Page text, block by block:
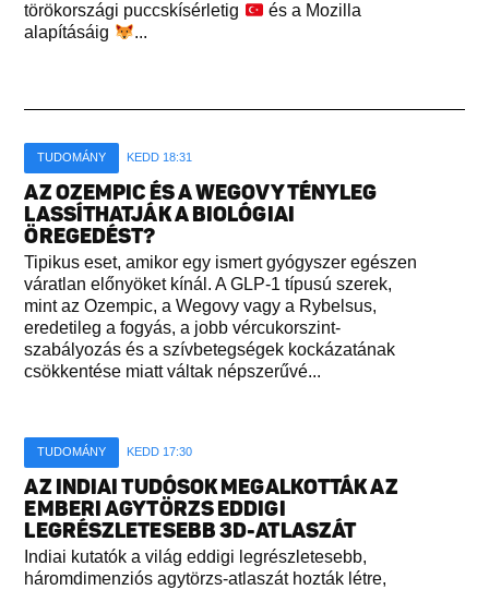
törökországi puccskísérletig
és a Mozilla
alapításáig
...
TUDOMÁNY KEDD 18:31
AZ OZEMPIC ÉS A WEGOVY TÉNYLEG
LASSÍTHATJÁK A BIOLÓGIAI
ÖREGEDÉST?
Tipikus eset, amikor egy ismert gyógyszer egészen
váratlan előnyöket kínál. A GLP-1 típusú szerek,
mint az Ozempic, a Wegovy vagy a Rybelsus,
eredetileg a fogyás, a jobb vércukorszint-
szabályozás és a szívbetegségek kockázatának
csökkentése miatt váltak népszerűvé...
TUDOMÁNY KEDD 17:30
AZ INDIAI TUDÓSOK MEGALKOTTÁK AZ
EMBERI AGYTÖRZS EDDIGI
LEGRÉSZLETESEBB 3D-ATLASZÁT
Indiai kutatók a világ eddigi legrészletesebb,
háromdimenziós agytörzs-atlaszát hozták létre,